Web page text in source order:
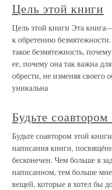
Цель этой книги
Цель этой книги Эта
к обретению
такое безмятежность,
ее, почему она так важна
обрести, не изменяя своего
уникальна
Будьте
Будьте соавтором этой
написания книги,
бесконечен. Чем больше я
написанном, тем больше
вещей, которые я хотел бы